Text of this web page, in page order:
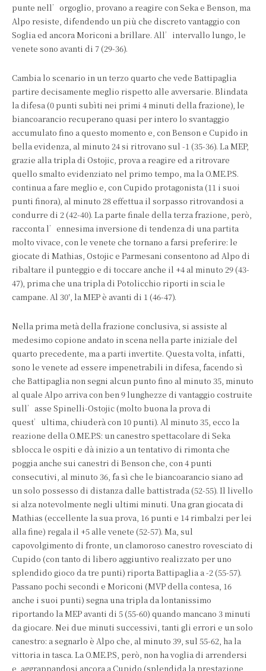
punte nell’orgoglio, provano a reagire con Seka e Benson, ma
Alpo resiste, difendendo un più che discreto vantaggio con
Soglia ed ancora Moriconi a brillare. All’intervallo lungo, le
venete sono avanti di 7 (29-36).
Cambia lo scenario in un terzo quarto che vede Battipaglia
partire decisamente meglio rispetto alle avversarie. Blindata
la difesa (0 punti subìti nei primi 4 minuti della frazione), le
biancoarancio recuperano quasi per intero lo svantaggio
accumulato fino a questo momento e, con Benson e Cupido in
bella evidenza, al minuto 24 si ritrovano sul -1 (35-36). La MEP,
grazie alla tripla di Ostojic, prova a reagire ed a ritrovare
quello smalto evidenziato nel primo tempo, ma la O.ME.P.S.
continua a fare meglio e, con Cupido protagonista (11 i suoi
punti finora), al minuto 28 effettua il sorpasso ritrovandosi a
condurre di 2 (42-40). La parte finale della terza frazione, però,
racconta l’ennesima inversione di tendenza di una partita
molto vivace, con le venete che tornano a farsi preferire: le
giocate di Mathias, Ostojic e Parmesani consentono ad Alpo di
ribaltare il punteggio e di toccare anche il +4 al minuto 29 (43-
47), prima che una tripla di Potolicchio riporti in scia le
campane. Al 30′, la MEP è avanti di 1 (46-47).
Nella prima metà della frazione conclusiva, si assiste al
medesimo copione andato in scena nella parte iniziale del
quarto precedente, ma a parti invertite. Questa volta, infatti,
sono le venete ad essere impenetrabili in difesa, facendo sì
che Battipaglia non segni alcun punto fino al minuto 35, minuto
al quale Alpo arriva con ben 9 lunghezze di vantaggio costruite
sull’asse Spinelli-Ostojic (molto buona la prova di
quest’ultima, chiuderà con 10 punti). Al minuto 35, ecco la
reazione della O.ME.P.S: un canestro spettacolare di Seka
sblocca le ospiti e dà inizio a un tentativo di rimonta che
poggia anche sui canestri di Benson che, con 4 punti
consecutivi, al minuto 36, fa sì che le biancoarancio siano ad
un solo possesso di distanza dalle battistrada (52-55). Il livello
si alza notevolmente negli ultimi minuti. Una gran giocata di
Mathias (eccellente la sua prova, 16 punti e 14 rimbalzi per lei
alla fine) regala il +5 alle venete (52-57). Ma, sul
capovolgimento di fronte, un clamoroso canestro rovesciato di
Cupido (con tanto di libero aggiuntivo realizzato per uno
splendido gioco da tre punti) riporta Battipaglia a -2 (55-57).
Passano pochi secondi e Moriconi (MVP della contesa, 16
anche i suoi punti) segna una tripla da lontanissimo
riportando la MEP avanti di 5 (55-60) quando mancano 3 minuti
da giocare. Nei due minuti successivi, tanti gli errori e un solo
canestro: a segnarlo è Alpo che, al minuto 39, sul 55-62, ha la
vittoria in tasca. La O.ME.P.S, però, non ha voglia di arrendersi
e, aggrappandosi ancora a Cupido (splendida la prestazione